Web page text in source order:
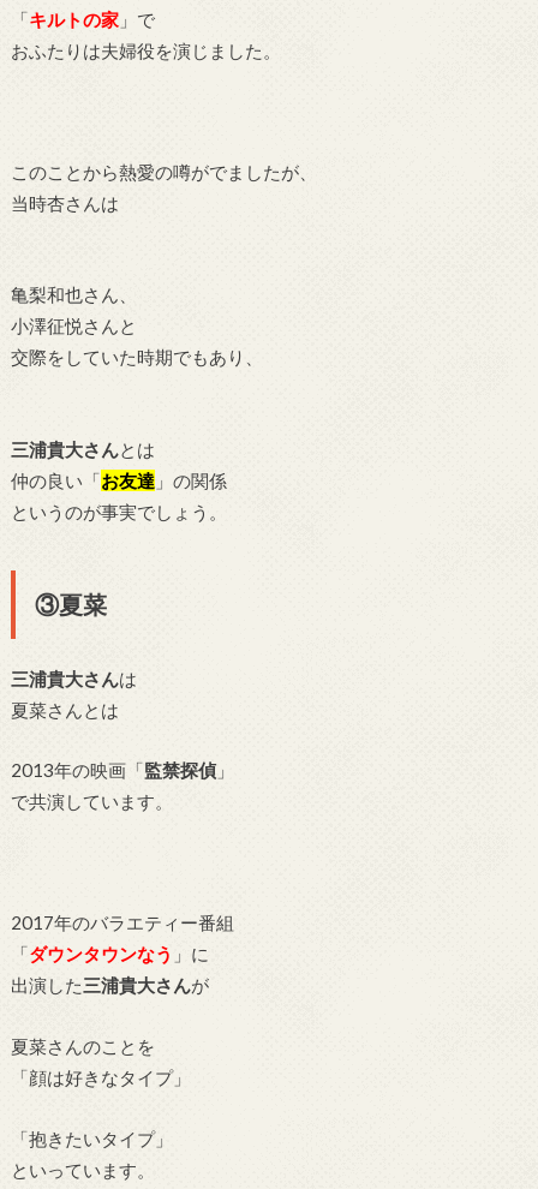
「キルトの家」で
おふたりは夫婦役を演じました。
このことから熱愛の噂がでましたが、
当時杏さんは
亀梨和也さん、
小澤征悦さんと
交際をしていた時期でもあり、
三浦貴大さんとは
仲の良い「お友達」の関係
というのが事実でしょう。
③夏菜
三浦貴大さんは
夏菜さんとは
2013年の映画「監禁探偵」
で共演しています。
2017年のバラエティー番組
「ダウンタウンなう 」に
出演した三浦貴大さんが
夏菜さんのことを
「顔は好きなタイプ」
「抱きたいタイプ」
といっています。